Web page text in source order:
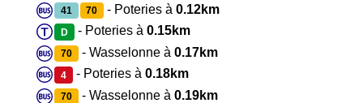
41 70 - Poteries à0.12km
D - Poteries à 0.15km
70 - Wasselonne à 0.17km
4 - Poteries à 0.18km
70 - Wasselonne à 0.19km